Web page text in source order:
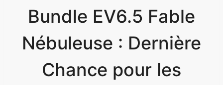
Bundle EV6.5 Fable
Nébuleuse : Dernière
Chance pour les